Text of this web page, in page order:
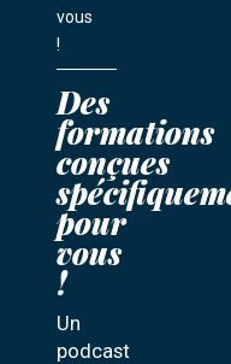
vous
!
Des
formations
conçues
pour
vous
!
Un
podcast